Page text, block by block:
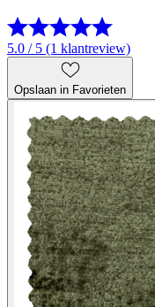
5.0 / 5 (1 klantreview)
Opslaan in Favorieten